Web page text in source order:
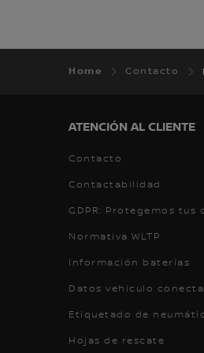
Home Contacto
ATENCIÓN AL CLIENTE
Contacto
Contactabilidad
GDPR: Protegemos tus
Normativa WLTP
Información baterías
Datos vehiculo
Etiquetado de
Hojas de rescate